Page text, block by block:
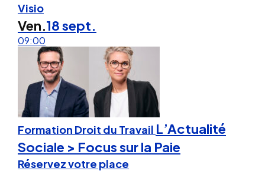
Visio
Ven.18 sept.
09:00
Formation Droit du Travail L’Actualité
Sociale > Focus sur la Paie
Réservez votre place